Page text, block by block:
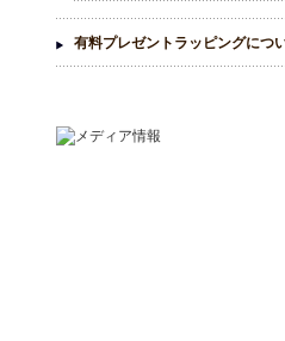
有料プレゼントラッピングにつ